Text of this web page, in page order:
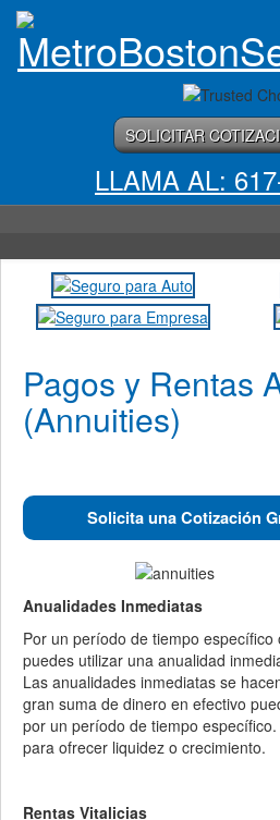
SOLICITAR
LLAMA AL:
Pagos y Rentas
(Annuities)
Solicita una Cotización
Anualidades Inmediatas
Por un período de tiempo
puedes utilizar una anualidad
Las anualidades inmediatas se
gran suma de dinero en efectivo
por un período de tiempo
para ofrecer liquidez o crecimiento.
Rentas Vitalicias